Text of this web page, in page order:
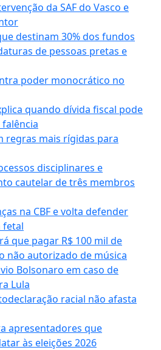
da SAF do Vasco e
destinam 30% dos fundos
de pessoas pretas e
poder monocrático no
quando dívida fiscal pode
regras mais rígidas para
disciplinares e
cautelar de três membros
na CBF e volta defender
fetal
que pagar R$ 100 mil de
não autorizado de música
Bolsonaro em caso de
Lula
racial não afasta
apresentadores que
às eleições 2026